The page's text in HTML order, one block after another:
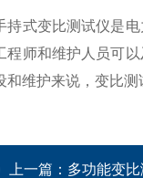
变比测试仪是电力
程师和维护人员可
和维护来说，变比测
上一篇： 多功能变比